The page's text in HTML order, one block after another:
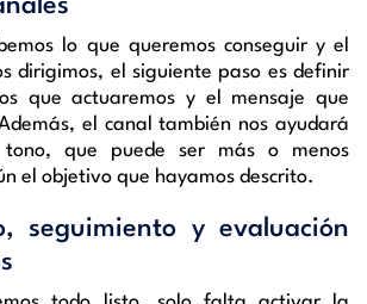
lo que queremos conseguir y el
dirigimos, el siguiente paso es definir
que actuaremos y el mensaje que
el canal también nos ayudará
que puede ser más o menos
el objetivo que hayamos descrito.
seguimiento y evaluación